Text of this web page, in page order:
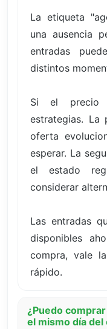
La etiqueta
una ausencia
entradas
distintos
Si el precio
estrategias. La
oferta
esperar. La
el estado
considerar
Las entradas
disponibles
compra, vale
rápido.
¿Puedo
el mismo día del